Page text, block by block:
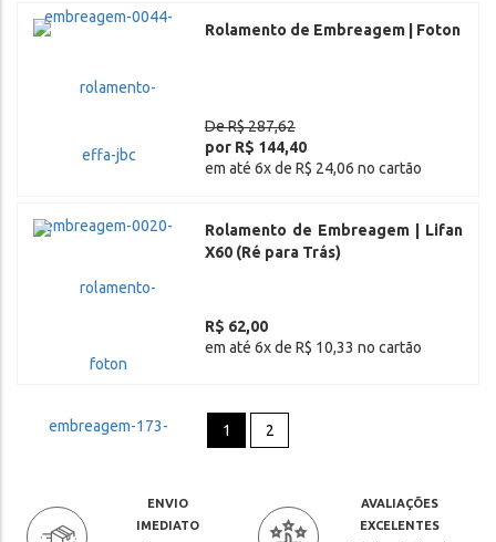
Rolamento de Embreagem | Foton
De R$ 287,62
por R$ 144,40
em até 6x de R$ 24,06 no cartão
Rolamento de Embreagem | Lifan
X60 (Ré para Trás)
R$ 62,00
em até 6x de R$ 10,33 no cartão
1 2
ENVIO
IMEDIATO
AVALIAÇÕES
EXCELENTES